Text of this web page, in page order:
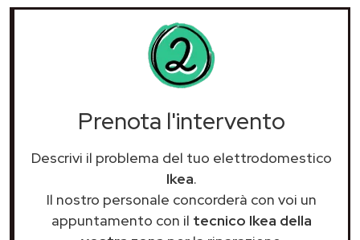
Prenota l'intervento
Descrivi il problema del tuo elettrodomestico
Ikea.
Il nostro personale concorderà con voi un
appuntamento con il tecnico Ikea della